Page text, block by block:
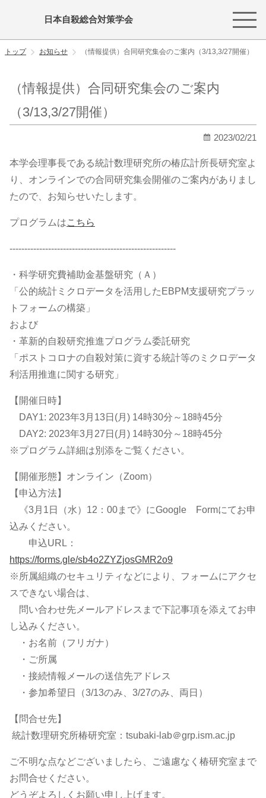
日本自殺総合対策学会
トップ お知らせ （情報提供）合同研究集会のご案内（3/13,3/27開催）
（情報提供）合同研究集会のご案内
（3/13,3/27開催）
2023/02/21
本学会理事長である統計数理研究所の椿広計所長研究室よ
り、オンラインでの合同研究集会開催のご案内がありまし
たので、お知らせいたします。
プログラムはこちら
--------------------------------------------------------
・科学研究費補助金基盤研究（Ａ）
「公的統計ミクロデータを活用したEBPM支援研究プラッ
トフォームの構築」
および
・革新的自殺研究推進プログラム委託研究
「ポストコロナの自殺対策に資する統計等のミクロデータ
利活用推進に関する研究」
【開催日時】
DAY1: 2023年3月13日(月) 14時30分～18時45分
DAY2: 2023年3月27日(月) 14時30分～18時45分
※プログラム詳細は別添をご覧ください。
【開催形態】オンライン（Zoom）
【申込方法】
《3月1日（水）12：00まで》にGoogle Formにてお申
込みください。
申込URL：
https://forms.gle/sb4o2ZYZjosGMR2o9
※所属組織のセキュリティなどにより、フォームにアクセ
スできない場合は、
問い合わせ先メールアドレスまで下記事項を添えてお申
し込みください。
・お名前（フリガナ）
・ご所属
・接続情報メールの送信先アドレス
・参加希望日（3/13のみ、3/27のみ、両日）
【問合せ先】
統計数理研究所椿研究室：tsubaki-lab＠grp.ism.ac.jp
ご不明な点などございましたら、ご遠慮なく椿研究室まで
お問合せください。
どうぞよろしくお願い申し上げます。